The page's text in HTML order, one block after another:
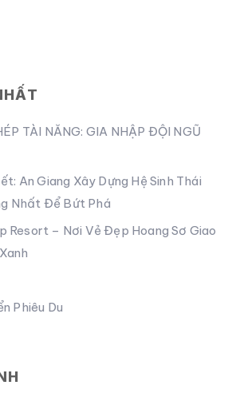
TÀI NĂNG: GIA NHẬP ĐỘI NGŨ
An Giang Xây Dựng Hệ Sinh Thái
Nhất Để Bứt Phá
Resort – Nơi Vẻ Đẹp Hoang Sơ Giao
Phiêu Du